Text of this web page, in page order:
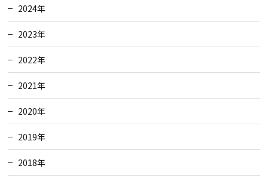
スタッフブログ
プライバシー
ポリシー
シー
サイトマップ
MENU
2024年
2023年
2022年
2021年
2020年
2019年
2018年